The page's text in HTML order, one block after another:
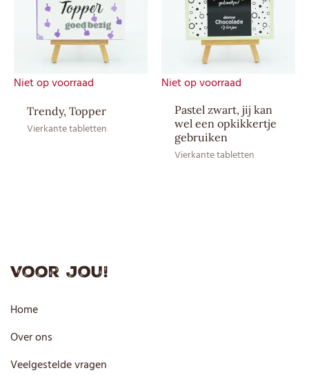
EAN CE
8717624837814
EAN HE
Niet op voorraad
Trendy, Topper
Vierkante tabletten
Niet op voorraad
Pastel zwart, jij kan
wel een opkikkertje
gebruiken
Vierkante tabletten
Voor jou!
Home
Over ons
Veelgestelde vragen